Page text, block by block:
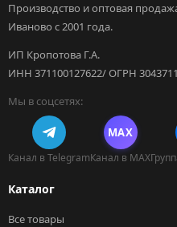
Производство и оптовая
Иваново с 2001 года.
ИП Кропотова Г.А.
ИНН 371100127622/ ОГРН
Мы в соцсетях:
Канал в Telegram
MAX
Канал в MAX
Каталог
Все товары